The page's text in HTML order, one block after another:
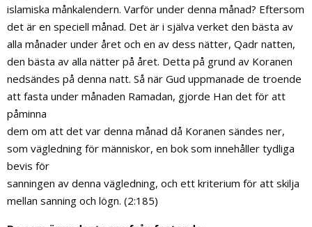
islamiska månkalendern. Varför under denna månad? Eftersom
det är en speciell månad. Det är i själva verket den bästa av
alla månader under året och en av dess nätter, Qadr natten,
den bästa av alla nätter på året. Detta på grund av Koranen
nedsändes på denna natt. Så när Gud uppmanade de troende
att fasta under månaden Ramadan, gjorde Han det för att
påminna
dem om att det var denna månad då Koranen sändes ner,
som vägledning för människor, en bok som innehåller tydliga
bevis för
sanningen av denna vägledning, och ett kriterium för att skilja
mellan sanning och lögn. (2:185)